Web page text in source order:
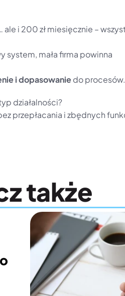
ale i 200 zł miesięcznie –
system, mała firma powinna
i dopasowanie do procesów.
działalności?
przepłacania i zbędnych
także